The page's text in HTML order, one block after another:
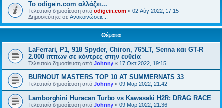
Το odigein.com αλλάζει...
Τελευταία δημοσίευση από odigein.com « 02 Αύγ 2022, 17:15
Δημοσιεύτηκε σε Ανακοινώσεις...
Θέματα
LaFerrari, P1, 918 Spyder, Chiron, 765LT, Senna και GT-R
2.000 ίππων σε κόντρες στην ευθεία
Τελευταία δημοσίευση από Johnny « 17 Οκτ 2022, 19:15
BURNOUT MASTERS TOP 10 AT SUMMERNATS 33
Τελευταία δημοσίευση από Johnny « 09 Μαρ 2022, 21:42
Lamborghini Huracan Turbo vs Kawasaki H2R: DRAG RACE
Τελευταία δημοσίευση από Johnny « 09 Μαρ 2022, 21:36